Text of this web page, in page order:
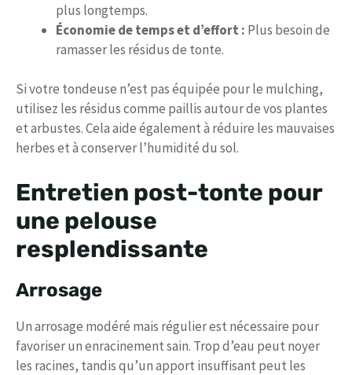
plus longtemps.
Économie de temps et d’effort : Plus besoin de
ramasser les résidus de tonte.
Si votre tondeuse n’est pas équipée pour le mulching,
utilisez les résidus comme paillis autour de vos plantes
et arbustes. Cela aide également à réduire les mauvaises
herbes et à conserver l’humidité du sol.
Entretien post-tonte pour
une pelouse
resplendissante
Arrosage
Un arrosage modéré mais régulier est nécessaire pour
favoriser un enracinement sain. Trop d’eau peut noyer
les racines, tandis qu’un apport insuffisant peut les